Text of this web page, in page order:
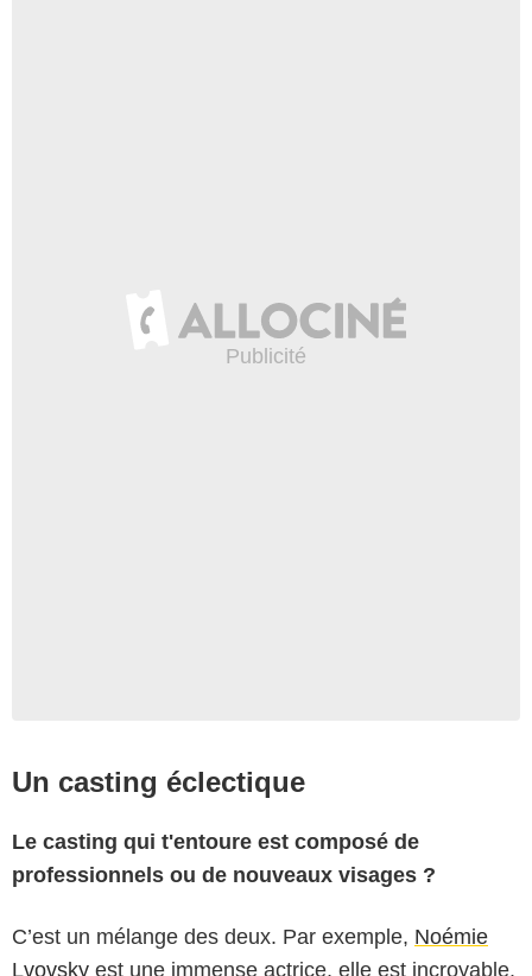
Un casting éclectique
Le casting qui t'entoure est composé de
professionnels ou de nouveaux visages ?
C’est un mélange des deux. Par exemple, Noémie
Lvovsky est une immense actrice, elle est incroyable.